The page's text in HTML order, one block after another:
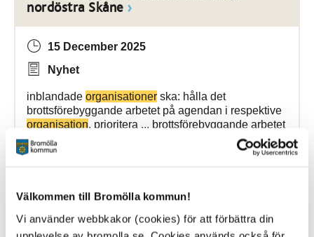
Välkommen till Bromölla kommun!
Vi använder webbkakor (cookies) för att förbättra din
nordöstra Skåne
15 December 2025
Nyhet
inblandade organisationer ska: hålla det
brottsförebyggande arbetet på agendan i respektive
organisation, prioritera ... brottsförebyggande arbetet
såväl inom den egna
och mellan
kommunerna som mellan polisen och